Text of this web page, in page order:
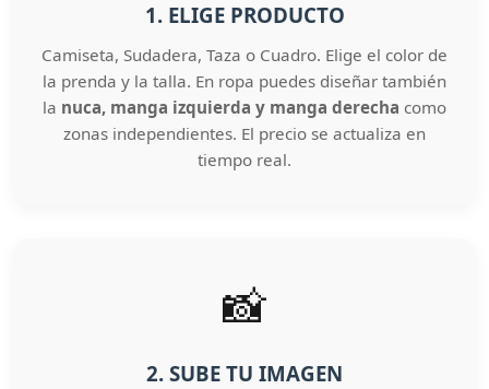
1. ELIGE PRODUCTO
Camiseta, Sudadera, Taza o Cuadro. Elige el color de
la prenda y la talla. En ropa puedes diseñar también
la nuca, manga izquierda y manga derecha como
zonas independientes. El precio se actualiza en
tiempo real.
📸
2. SUBE TU IMAGEN